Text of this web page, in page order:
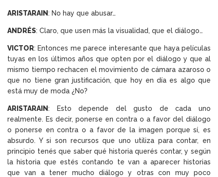
ARISTARAIN: No hay que abusar…
ANDRÉS: Claro, que usen más la visualidad, que el diálogo…
VICTOR: Entonces me parece interesante que haya películas
tuyas en los últimos años que opten por el diálogo y que al
mismo tiempo rechacen el movimiento de cámara azaroso o
que no tiene gran justificación, que hoy en día es algo que
está muy de moda ¿No?
ARISTARAIN: Esto depende del gusto de cada uno
realmente. Es decir, ponerse en contra o a favor del diálogo
o ponerse en contra o a favor de la imagen porque sí, es
absurdo. Y si son recursos que uno utiliza para contar, en
principio tenés que saber qué historia querés contar, y según
la historia que estés contando te van a aparecer historias
que van a tener mucho diálogo y otras con muy poco